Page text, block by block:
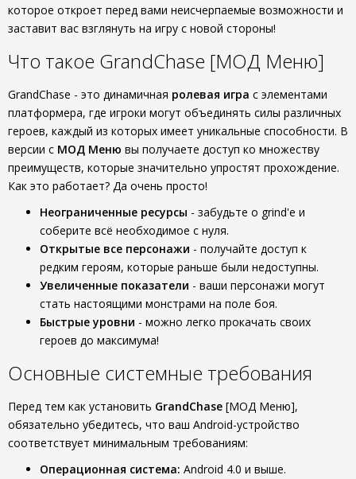
которое откроет перед вами неисчерпаемые возможности и
заставит вас взглянуть на игру с новой стороны!
Что такое GrandChase [МОД Меню]
GrandChase - это динамичная ролевая игра с элементами
платформера, где игроки могут объединять силы различных
героев, каждый из которых имеет уникальные способности. В
версии с МОД Меню вы получаете доступ ко множеству
преимуществ, которые значительно упростят прохождение.
Как это работает? Да очень просто!
Неограниченные ресурсы - забудьте о grind'е и
соберите всё необходимое с нуля.
Открытые все персонажи - получайте доступ к
редким героям, которые раньше были недоступны.
Увеличенные показатели - ваши персонажи могут
стать настоящими монстрами на поле боя.
Быстрые уровни - можно легко прокачать своих
героев до максимума!
Основные системные требования
Перед тем как установить GrandChase [МОД Меню],
обязательно убедитесь, что ваш Android-устройство
соответствует минимальным требованиям:
Операционная система: Android 4.0 и выше.